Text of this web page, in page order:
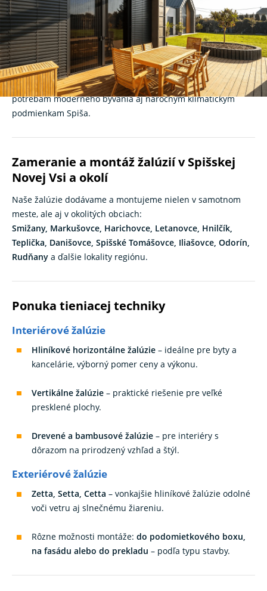
domy, byty aj firmy
Hľadáte kvalitnéžalúziev Spišskej Novej Vsi? K-system je
slovenský výrobca tieniacej techniky s viac než 30-ročnou
praxou. Ponúkame široký sortiment interiérových a
exteriérových žalúzií navrhnutých tak, aby vyhovovali
potrebám moderného bývania aj náročným klimatickým
podmienkam Spiša.
Zameranie a montáž žalúzií v Spišskej
Novej Vsi a okolí
Naše žalúzie dodávame a montujeme nielen v samotnom
meste, ale aj v okolitých obciach:
Smižany, Markušovce, Harichovce, Letanovce, Hnilčík,
Teplička, Danišovce, Spišské Tomášovce, Iliašovce, Odorín,
Rudňany a ďalšie lokality regiónu.
Ponuka tieniacej techniky
Interiérové žalúzie
Hliníkové horizontálne žalúzie – ideálne pre byty a
kancelárie, výborný pomer ceny a výkonu.
Vertikálne žalúzie – praktické riešenie pre veľké
presklené plochy.
Drevené a bambusové žalúzie – pre interiéry s
dôrazom na prirodzený vzhľad a štýl.
Exteriérové žalúzie
Zetta, Setta, Cetta – vonkajšie hliníkové žalúzie odolné
voči vetru aj slnečnému žiareniu.
Rôzne možnosti montáže:do podomietkového boxu,
na fasádu alebo do prekladu – podľa typu stavby.